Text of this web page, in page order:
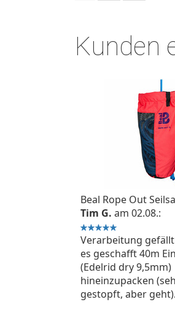
Kunden
Beal Rope Out
Tim G. am 02.08.:
Verarbeitung
es geschafft 40m
(Edelrid dry 9,5mm)
hineinzupacken
gestopft, aber geht).